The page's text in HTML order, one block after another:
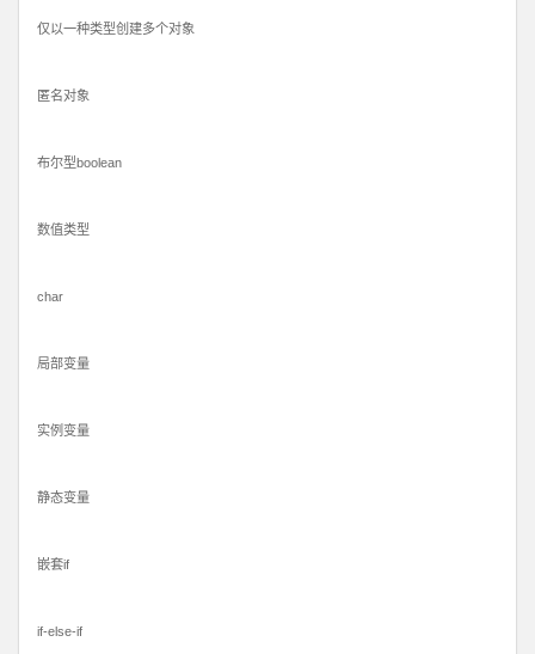
仅以一种类型创建多个对象
匿名对象
布尔型boolean
数值类型
char
局部变量
实例变量
静态变量
嵌套if
if-else-if